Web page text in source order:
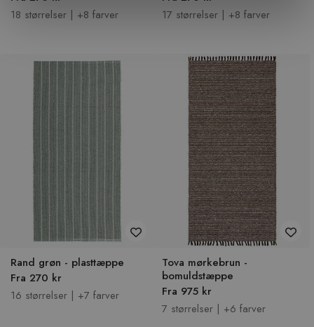
18 størrelser | +8 farver
17 størrelser | +8 farver
Rand grøn - plasttæppe
Fra 270 kr
16 størrelser | +7 farver
Tova mørkebrun -
bomuldstæppe
Fra 975 kr
7 størrelser | +6 farver